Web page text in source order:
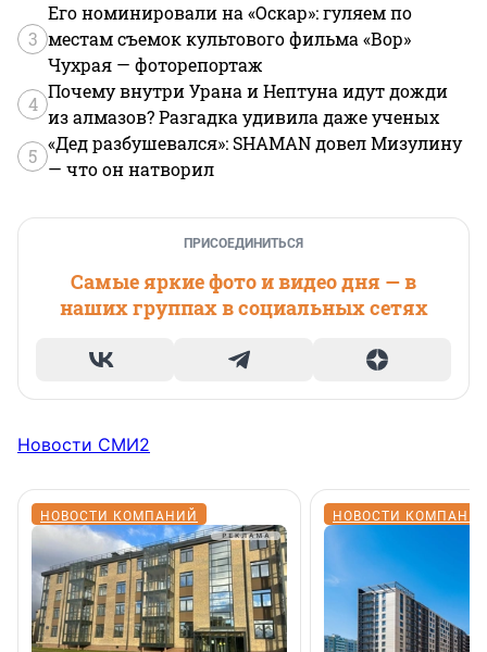
3
Его номинировали на «Оскар»: гуляем по
местам съемок культового фильма «Вор»
Чухрая — фоторепортаж
4
Почему внутри Урана и Нептуна идут дожди
из алмазов? Разгадка удивила даже ученых
5
«Дед разбушевался»: SHAMAN довел Мизулину
— что он натворил
ПРИСОЕДИНИТЬСЯ
Самые яркие фото и видео дня — в
наших группах в социальных сетях
Новости СМИ2
НОВОСТИ КОМПАНИЙ НОВОСТИ